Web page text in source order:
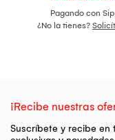
Pagando con Sip
¿No la tienes?
¡Recibe nuestras
Suscríbete y recibe en